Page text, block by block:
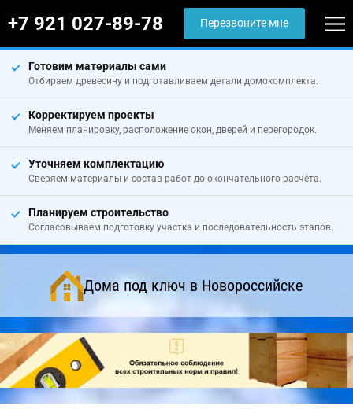
+7 921 027-89-78 Перезвоните мне
Готовим материалы сами
Отбираем древесину и подготавливаем детали домокомплекта.
Корректируем проекты
Меняем планировку, расположение окон, дверей и перегородок.
Уточняем комплектацию
Сверяем материалы и состав работ до окончательного расчёта.
Планируем строительство
Согласовываем подготовку участка и последовательность этапов.
Дома под ключ в Новороссийске